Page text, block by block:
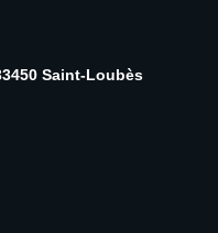
Saint-Loubès